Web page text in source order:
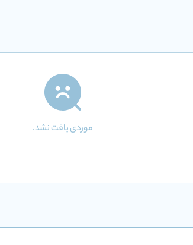
موردی یافت نشد.